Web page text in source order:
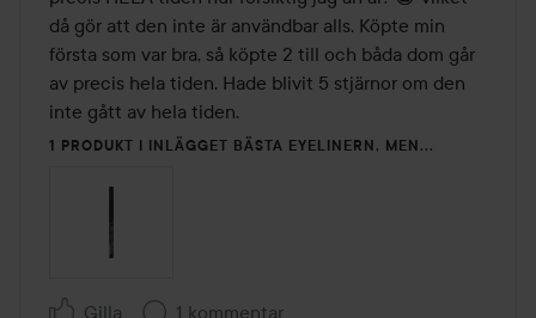
då gör att den inte är användbar alls. Köpte min
första som var bra, så köpte 2 till och båda dom går
av precis hela tiden. Hade blivit 5 stjärnor om den
inte gått av hela tiden.
1 PRODUKT I INLÄGGET BÄSTA EYELINERN, MEN...
Gilla 1 kommentar